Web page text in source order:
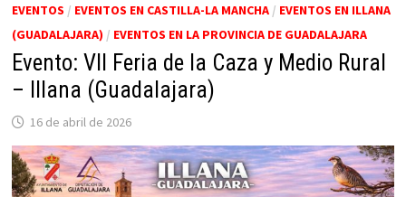
EVENTOS / EVENTOS EN CASTILLA-LA MANCHA/ EVENTOS EN ILLANA
(GUADALAJARA) / EVENTOS EN LA PROVINCIA DE GUADALAJARA
Evento: VII Feria de la Caza y Medio Rural
– Illana (Guadalajara)
16 de abril de 2026